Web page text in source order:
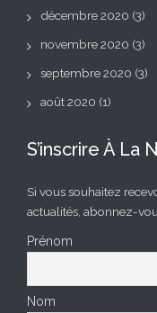
décembre 2020 (3)
novembre 2020 (3)
septembre 2020 (3)
août 2020 (1)
S’inscrire À La
Si vous souhaitez
actualités, abonnez-
Prénom
Nom